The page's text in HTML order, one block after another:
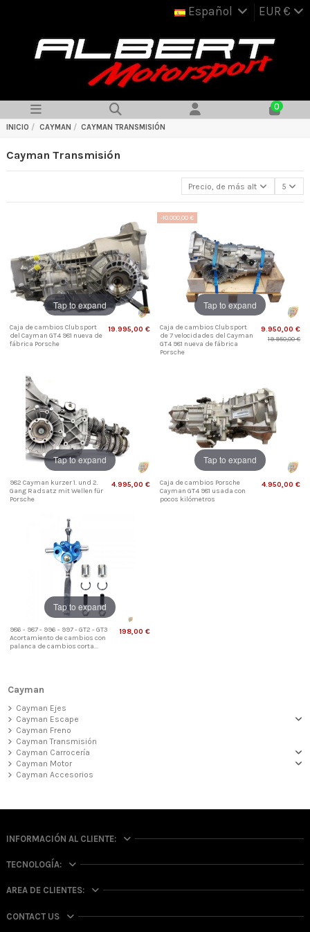
Español EUR €
0
INICIO CAYMAN CAYMAN TRANSMISIÓN
Cayman Transmisión
Precio, de más alto a más bajo
5
Tap to expand
Caja de cambios Clubsport
del Cayman GT4 981 nueva de
fábrica Porsche
19.995,00 €
Tap to expand
-10.000,00 €
Caja de cambios Clubsport
de 7 velocidades del Cayman
GT4 981 nueva de fábrica
Porsche
9.950,00 €
19.950,00 €
Tap to expand
982 Cayman kurzer 1. und 2.
Gang Radsatz mit Wellen für
Porsche
4.995,00 €
Tap to expand
Caja de cambios Porsche
Cayman GT4 981 usada con
pocos kilómetros
4.950,00 €
Tap to expand
986 - 987 - 996 - 997 - GT2 - GT3
Acortamiento de cambios con
palanca de cambios corta...
198,00 €
Cayman
Cayman Ejes
Cayman Escape
Cayman Freno
Cayman Transmisión
Cayman Carrocería
Cayman Motor
Cayman Accesorios
INFORMACIÓN AL CLIENTE:
TECNOLOGÍA:
AREA DE CLIENTES:
CONTACT US